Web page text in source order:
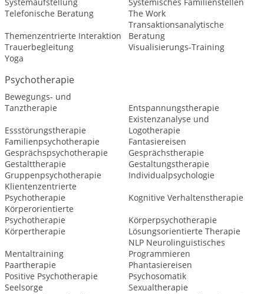
Telefonische Beratung
The Work
Themenzentrierte Interaktion
Transaktionsanalytische
Beratung
Trauerbegleitung
Visualisierungs-Training
Yoga
Psychotherapie
Bewegungs- und
Tanztherapie
Entspannungstherapie
Essstörungstherapie
Existenzanalyse und
Logotherapie
Familienpsychotherapie
Fantasiereisen
Gesprächspsychotherapie
Gesprächstherapie
Gestalttherapie
Gestaltungstherapie
Gruppenpsychotherapie
Individualpsychologie
Klientenzentrierte
Psychotherapie
Kognitive Verhaltenstherapie
Körperorientierte
Psychotherapie
Körperpsychotherapie
Körpertherapie
Lösungsorientierte Therapie
Mentaltraining
NLP Neurolinguistisches
Programmieren
Paartherapie
Phantasiereisen
Positive Psychotherapie
Psychosomatik
Seelsorge
Sexualtherapie